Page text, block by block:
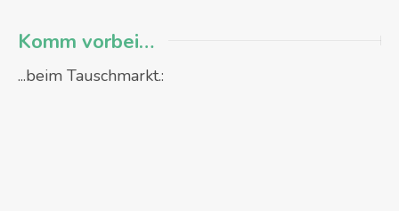
Komm vorbei…
...beim Tauschmarkt.: